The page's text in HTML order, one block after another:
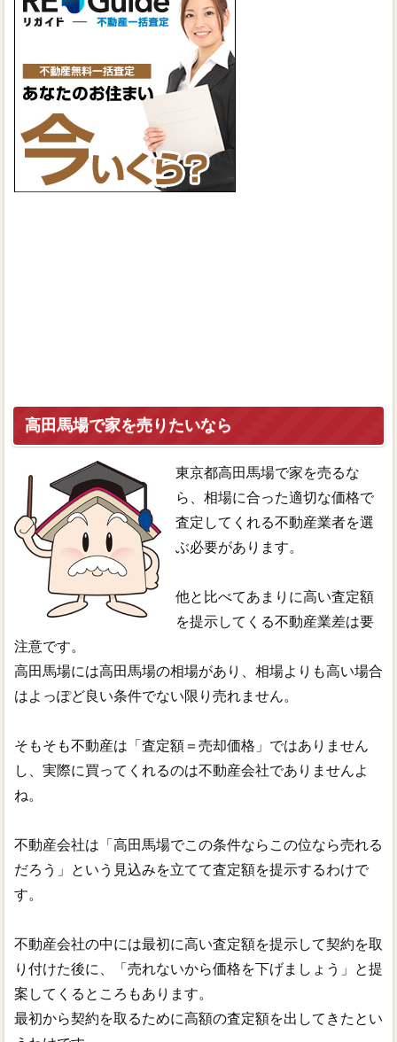
高田馬場で家を売りたいなら
東京都高田馬場で家を売るな
ら、相場に合った適切な価格で
査定してくれる不動産業者を選
ぶ必要があります。
他と比べてあまりに高い査定額
を提示してくる不動産業差は要
注意です。
高田馬場には高田馬場の相場があり、相場よりも高い場合
はよっぽど良い条件でない限り売れません。
そもそも不動産は「査定額＝売却価格」ではありません
し、実際に買ってくれるのは不動産会社でありませんよ
ね。
不動産会社は「高田馬場でこの条件ならこの位なら売れる
だろう」という見込みを立てて査定額を提示するわけで
す。
不動産会社の中には最初に高い査定額を提示して契約を取
り付けた後に、「売れないから価格を下げましょう」と提
案してくるところもあります。
最初から契約を取るために高額の査定額を出してきたとい